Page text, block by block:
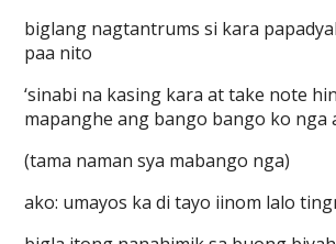
biglang nagtantrums si kara
paa nito
‘sinabi na kasing kara at take note
mapanghe ang bango bango ko nga
(tama naman sya mabango nga)
ako: umayos ka di tayo iinom lalo